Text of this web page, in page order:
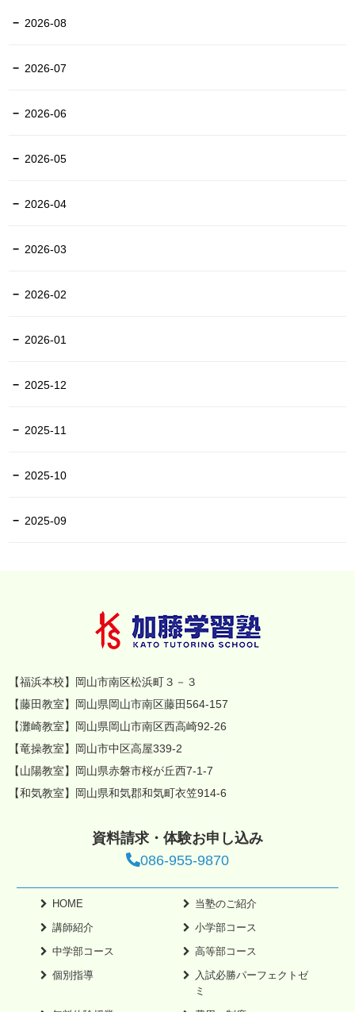
2026-08
2026-07
2026-06
2026-05
2026-04
2026-03
2026-02
2026-01
2025-12
2025-11
2025-10
2025-09
【福浜本校】岡山市南区松浜町３－３
【藤田教室】岡山県岡山市南区藤田564-157
【灘崎教室】岡山県岡山市南区西高崎92-26
【竜操教室】岡山市中区高屋339-2
【山陽教室】岡山県赤磐市桜が丘西7-1-7
【和気教室】岡山県和気郡和気町衣笠914-6
資料請求・体験お申し込み
086-955-9870
HOME
当塾のご紹介
講師紹介
小学部コース
中学部コース
高等部コース
個別指導
入試必勝パーフェクトゼ
ミ